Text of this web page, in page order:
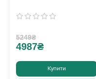
5249₴
4987₴
Купити